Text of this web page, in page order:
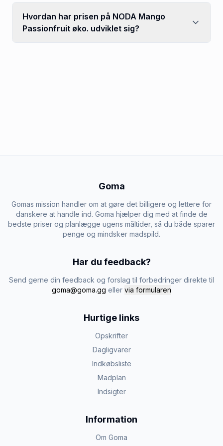
Hvordan har prisen på NODA Mango
Passionfruit øko. udviklet sig?
Goma
Gomas mission handler om at gøre det billigere og lettere for
danskere at handle ind. Goma hjælper dig med at finde de
bedste priser og planlægge ugens måltider, så du både sparer
penge og mindsker madspild.
Har du feedback?
Send gerne din feedback og forslag til forbedringer direkte til
goma@goma.gg eller via formularen
Hurtige links
Opskrifter
Dagligvarer
Indkøbsliste
Madplan
Indsigter
Information
Om Goma